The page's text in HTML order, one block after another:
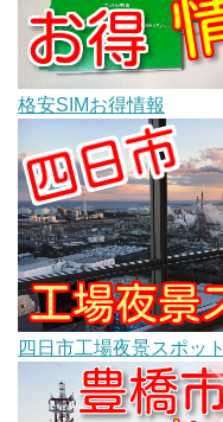
格安SIMお得情報
四日市工場夜景スポット